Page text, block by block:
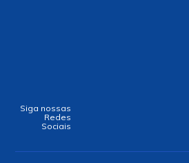
Siga nossas
Redes
Sociais